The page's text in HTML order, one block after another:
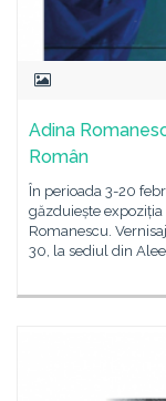
Adina
Român
În perioada 3-20
găzduiește expoziția
Romanescu.
30, la sediul din